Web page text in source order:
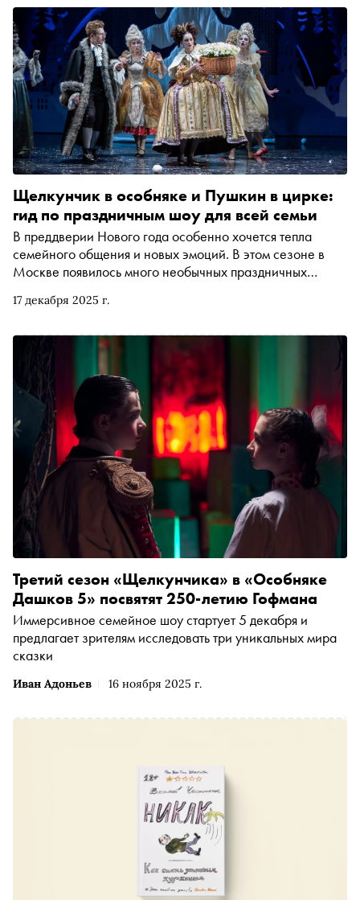
17 декабря 2025 г.
Щелкунчик в особняке и Пушкин в цирке:
гид по праздничным шоу для всей семьи
В преддверии Нового года особенно хочется тепла
семейного общения и новых эмоций. В этом сезоне в
Москве появилось много необычных праздничных
открытий, любителей книжных вселенных и, конечно,
«Щелкунчика»? «Сноб» рассказывает, где ловить
праздничные чудеса
Иван Адоньев 16 ноября 2025 г.
Третий сезон «Щелкунчика» в «Особняке
Дашков 5» посвятят 250-летию Гофмана
Иммерсивное семейное шоу стартует 5 декабря и
предлагает зрителям исследовать три уникальных мира
сказки